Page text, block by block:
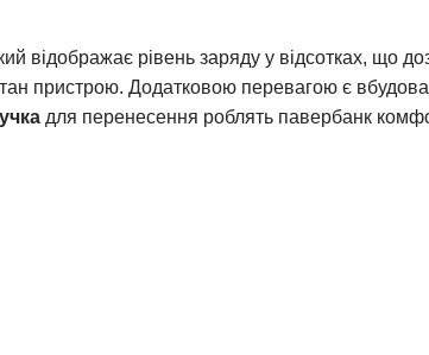
відображає рівень заряду у відсотках, що
пристрою. Додатковою перевагою є
для перенесення роблять павербанк